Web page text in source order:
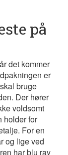
på
det kommer
er
bruge
Der hører
voldsomt
holder for
For en
og lige ved
har blu ray